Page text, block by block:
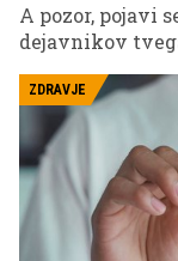
A pozor, pojavi
dejavnikov
ZDRAVJE